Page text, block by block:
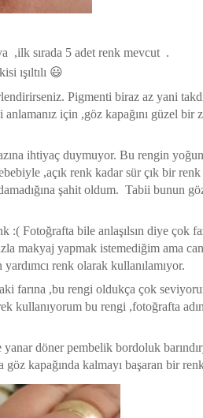
,ilk sırada 5 adet renk mevcut .
ışıltılı 😃
Pigmenti biraz az yani
için ,göz kapağını güzel bir
ihtiyaç duymuyor. Bu rengin
,açık renk kadar sür çık bir
şahit oldum. Tabii bunun
Fotoğrafta bile anlaşılsın diye çok
makyaj yapmak istemediğim ama
renk olarak kullanılamıyor.
farına ,bu rengi oldukça çok
kullanıyorum bu rengi ,fotoğrafta
döner pembelik bordoluk
kapağında kalmayı başaran bir